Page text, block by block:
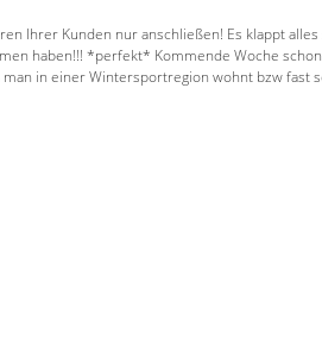
Ihrer Kunden nur anschließen! Es klappt
haben!!! *perfekt* Kommende Woche
in einer Wintersportregion wohnt bzw